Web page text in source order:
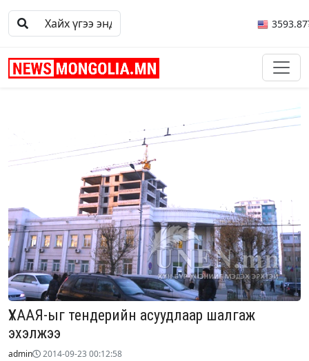
ҮХААЯ-ыг тендерийн асуудлаар шалгаж
эхэлжээ
admin 2014-09-23 00:12:58